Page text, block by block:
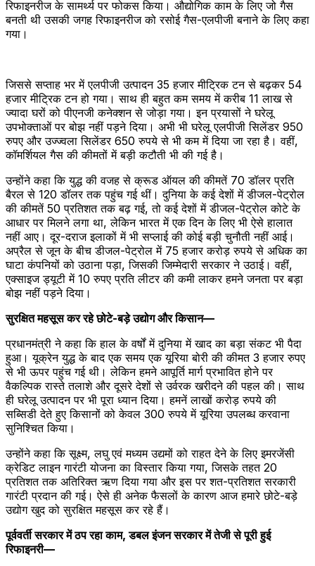
रिफाइनरीज के सामर्थ्य पर फोकस किया। औद्योगिक काम के लिए जो गैस
बनती थी उसकी जगह रिफाइनरीज को रसोई गैस-एलपीजी बनाने के लिए कहा
गया।
जिससे सप्ताह भर में एलपीजी उत्पादन 35 हजार मीट्रिक टन से बढ़कर 54
हजार मीट्रिक टन हो गया। साथ ही बहुत कम समय में करीब 11 लाख से
ज्यादा घरों को पीएनजी कनेक्शन से जोड़ा गया। इन प्रयासों ने घरेलू
उपभोक्ताओं पर बोझ नहीं पड़ने दिया। अभी भी घरेलू एलपीजी सिलेंडर 950
रुपए और उज्ज्वला सिलेंडर 650 रुपये से भी कम में दिया जा रहा है। वहीं,
कॉमर्शियल गैस की कीमतों में बड़ी कटौती भी की गई है।
उन्होंने कहा कि युद्ध की वजह से क्रूड ऑयल की कीमतें 70 डॉलर प्रति
बैरल से 120 डॉलर तक पहुंच गई थीं। दुनिया के कई देशों में डीजल-पेट्रोल
की कीमतें 50 प्रतिशत तक बढ़ गई, तो कई देशों में डीजल-पेट्रोल कोटे के
आधार पर मिलने लगा था, लेकिन भारत में एक दिन के लिए भी ऐसे हालात
नहीं आए। दूर-दराज इलाकों में भी सप्लाई की कोई बड़ी चुनौती नहीं आई।
अप्रैल से जून के बीच डीजल-पेट्रोल में 75 हजार करोड़ रुपये से अधिक का
घाटा कंपनियों को उठाना पड़ा, जिसकी जिम्मेदारी सरकार ने उठाई। वहीं,
एक्साइज ड्यूटी में 10 रुपए प्रति लीटर की कमी लाकर हमने जनता पर बड़ा
बोझ नहीं पड़ने दिया।
सुरक्षित महसूस कर रहे छोटे-बड़े उद्योग और किसान—
प्रधानमंत्री ने कहा कि हाल के वर्षों में दुनिया में खाद का बड़ा संकट भी पैदा
हुआ। यूक्रेन युद्ध के बाद एक समय एक यूरिया बोरी की कीमत 3 हजार रुपए
से भी ऊपर पहुंच गई थी। लेकिन हमने आपूर्ति मार्ग प्रभावित होने पर
वैकल्पिक रास्ते तलाशे और दूसरे देशों से उर्वरक खरीदने की पहल की। साथ
ही घरेलू उत्पादन पर भी पूरा ध्यान दिया। हमनें लाखों करोड़ रुपये की
सब्सिडी देते हुए किसानों को केवल 300 रुपये में यूरिया उपलब्ध करवाना
सुनिश्चित किया।
उन्होंने कहा कि सूक्ष्म, लघु एवं मध्यम उद्यमों को राहत देने के लिए इमरजेंसी
क्रेडिट लाइन गारंटी योजना का विस्तार किया गया, जिसके तहत 20
प्रतिशत तक अतिरिक्त ऋण दिया गया और इस पर शत-प्रतिशत सरकारी
गारंटी प्रदान की गई। ऐसे ही अनेक फैसलों के कारण आज हमारे छोटे-बड़े
उद्योग खुद को सुरक्षित महसूस कर रहे हैं।
पूर्ववर्ती सरकार में ठप रहा काम, डबल इंजन सरकार में तेजी से पूरी हुई
रिफाइनरी—